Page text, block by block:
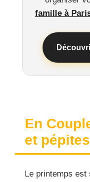
famille à
En
et
Le printemps